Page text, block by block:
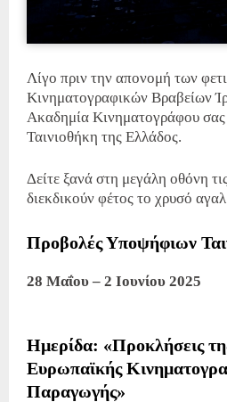
Λίγο πριν την απονομή των
Κινηματογραφικών Βραβείων
Ακαδημία Κινηματογράφου
Ταινιοθήκη της Ελλάδος.
Δείτε ξανά στη μεγάλη οθόνη
διεκδικούν φέτος το χρυσό
Προβολές Υποψήφιων
28 Μαΐου – 2 Ιουνίου 2025
Ημερίδα: «Προκλήσεις
Ευρωπαϊκής
Παραγωγής»